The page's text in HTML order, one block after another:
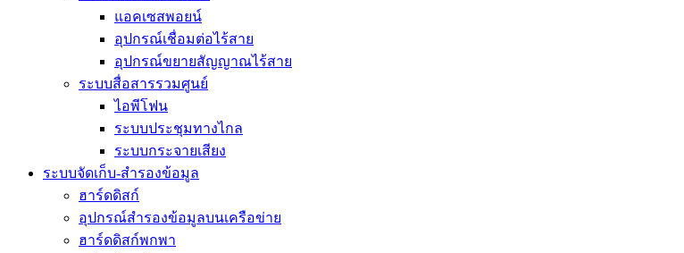
แอคเซสพอยน์
อุปกรณ์เชื่อมต่อไร้สาย
อุปกรณ์ขยายสัญญาณไร้สาย
ระบบสื่อสารรวมศูนย์
ไอพีโฟน
ระบบประชุมทางไกล
ระบบกระจายเสียง
ระบบจัดเก็บ-สำรองข้อมูล
ฮาร์ดดิสก์
อุปกรณ์สำรองข้อมูลบนเครือข่าย
ฮาร์ดดิสก์พกพา